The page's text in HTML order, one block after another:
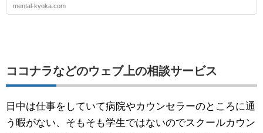
mental-kyoka.com
ココナラなどのウェブ上の相談サービス
日中は仕事をしていて病院やカウンセラーのところに通
う暇がない、そもそも学生ではないのでスクールカウン